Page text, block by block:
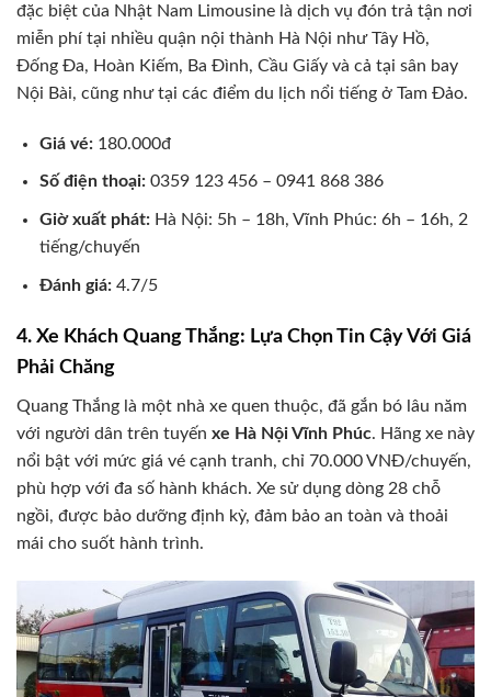
đặc biệt của Nhật Nam Limousine là dịch vụ đón trả tận nơi
miễn phí tại nhiều quận nội thành Hà Nội như Tây Hồ,
Đống Đa, Hoàn Kiếm, Ba Đình, Cầu Giấy và cả tại sân bay
Nội Bài, cũng như tại các điểm du lịch nổi tiếng ở Tam Đảo.
Giá vé:180.000đ
Số điện thoại:0359 123 456 – 0941 868 386
Giờ xuất phát:Hà Nội: 5h – 18h, Vĩnh Phúc: 6h – 16h, 2
tiếng/chuyến
Đánh giá:4.7/5
4. Xe Khách Quang Thắng: Lựa Chọn Tin Cậy Với Giá
Phải Chăng
Quang Thắng là một nhà xe quen thuộc, đã gắn bó lâu năm
với người dân trên tuyến xe Hà Nội Vĩnh Phúc. Hãng xe này
nổi bật với mức giá vé cạnh tranh, chỉ 70.000 VNĐ/chuyến,
phù hợp với đa số hành khách. Xe sử dụng dòng 28 chỗ
ngồi, được bảo dưỡng định kỳ, đảm bảo an toàn và thoải
mái cho suốt hành trình.